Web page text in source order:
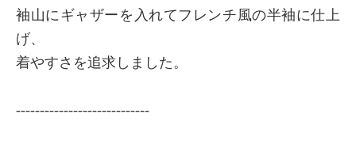
袖山にギャザーを入れてフレンチ風の半袖に仕上
げ、
着やすさを追求しました。
----------------------------